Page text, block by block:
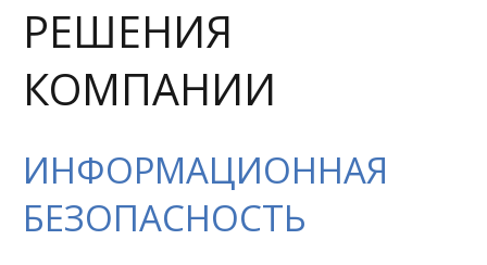
РЕШЕНИЯ
КОМПАНИИ
ИНФОРМАЦИОННАЯ
БЕЗОПАСНОСТЬ